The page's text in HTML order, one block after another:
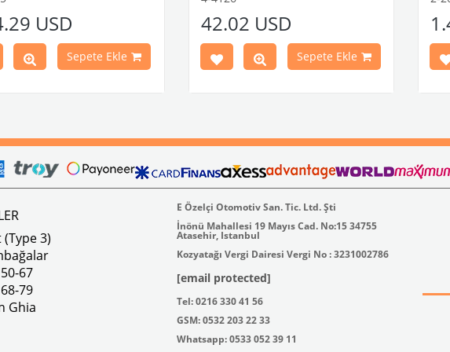
İle Uyumludur
İle Uyumludur
1973 Yılları Arasındaki Variant
USD
Sepete Ekle
plakalıktan oluşmaktadır.
VWC Parça No: 4-4126
42.02 USD
Sepete Ekle
(Type 3)
67
79
Ghia
E Özelçi Otomotiv San. Tic. Ltd. Şti
İnönü Mahallesi 19 Mayıs Cad. No:15 34755
Atasehir, Istanbul
Kozyatağı Vergi Dairesi Vergi No : 3231002786
[email protected]
Tel: 0216 330 41 56
GSM: 0532 203 22 33
Whatsapp: 0533 052 39 11